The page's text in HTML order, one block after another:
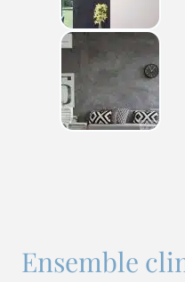
Ensemble